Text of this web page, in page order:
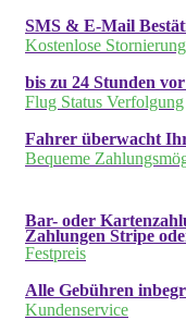
SMS & E-Mail
Kostenlose Stornierung
bis zu 24 Stunden
Flug Status Verfolgung
Fahrer überwacht
Bequeme
Bar- oder
Zahlungen Stripe
Festpreis
Alle Gebühren
Kundenservice